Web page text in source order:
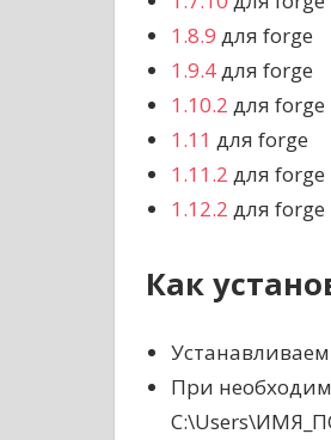
1.8.9 для forge
1.9.4для forge
1.10.2 для forge
1.11 для forge
1.11.2 для forge
1.12.2 для forge
Как
Устанавливаем
При